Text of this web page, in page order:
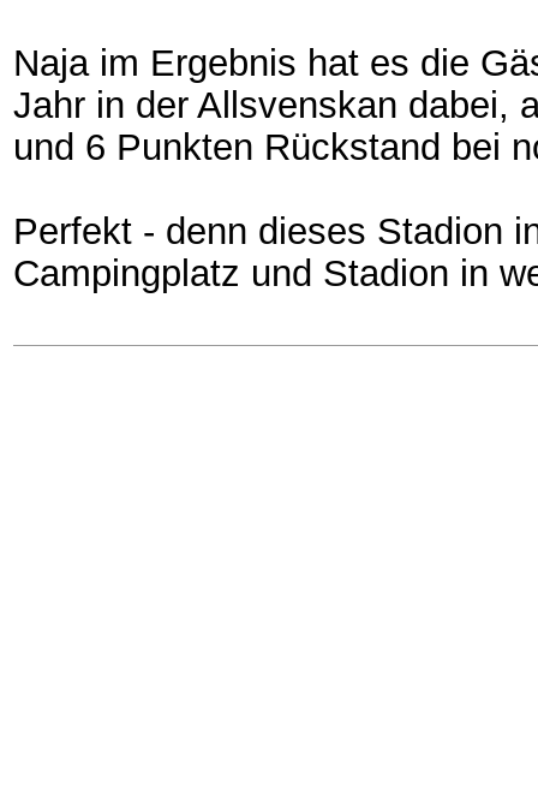
Naja im Ergebnis hat es die
Jahr in der Allsvenskan dabei,
und 6 Punkten Rückstand bei
Perfekt - denn dieses Stadion
Campingplatz und Stadion in